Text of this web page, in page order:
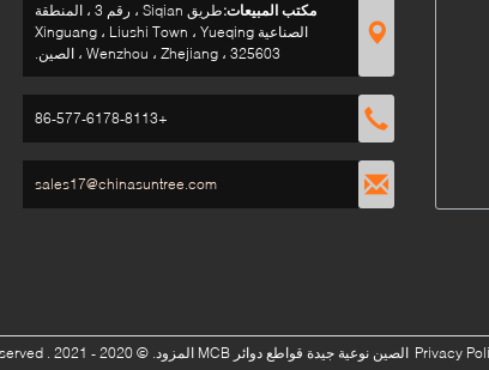
مكتب المبيعات:
طريق Siqian ، رقم 3 ، المنطقة
الصناعية Xinguang ، Liushi Town ، Yueqing
Wenzhou ، Zhejiang ، 325603 ، الصين.
+86-577-6178-8113
sales17@chinasuntree.com
Privacy الصين نوعية جيدة قواطع دوائر MCB المزود. © 2020 - 2021 . All Rights Reserved.